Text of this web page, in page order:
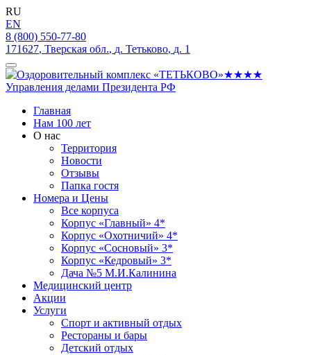
RU
EN
8 (800) 550-77-80
171627, Тверская обл., д. Тетьково, д. 1
Главная
Нам 100 лет
О нас
Территория
Новости
Отзывы
Папка гостя
Номера и Цены
Все корпуса
Корпус «Главный» 4*
Корпус «Охотничий» 4*
Корпус «Сосновый» 3*
Корпус «Кедровый» 3*
Дача №5 М.И.Калинина
Медицинский центр
Акции
Услуги
Спорт и активный отдых
Рестораны и бары
Детский отдых